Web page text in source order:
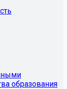
образования